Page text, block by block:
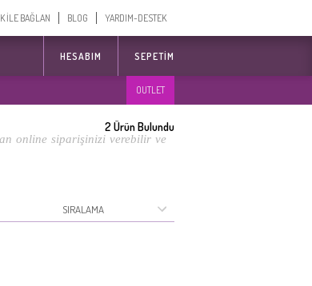
İLE BAĞLAN BLOG YARDIM-DESTEK
HESABIM SEPETIM
OUTLET
online siparişinizi verebilir ve
2 Ürün Bulundu